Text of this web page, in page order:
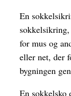
En
for mus og
eller net, der
bygningen
En sokkelsko